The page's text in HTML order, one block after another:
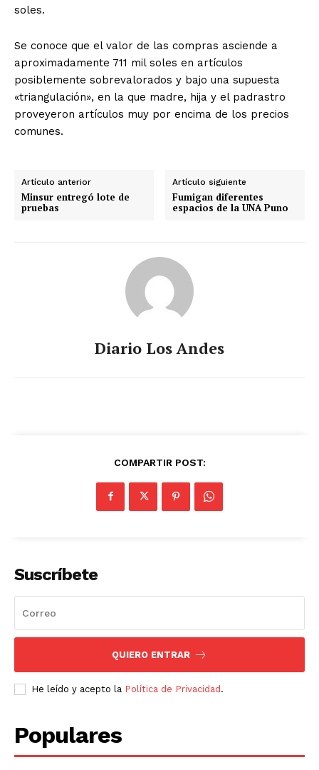
soles.
Se conoce que el valor de las compras asciende a
aproximadamente 711 mil soles en artículos
posiblemente sobrevalorados y bajo una supuesta
«triangulación», en la que madre, hija y el padrastro
proveyeron artículos muy por encima de los precios
comunes.
Artículo anterior
Minsur entregó lote de
pruebas
Artículo siguiente
Fumigan diferentes
espacios de la UNA Puno
Diario Los Andes
COMPARTIR POST:
Suscríbete
QUIERO ENTRAR
He leído y acepto la Política de Privacidad.
Populares